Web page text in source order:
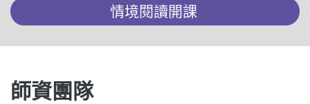
情境閱讀開課
師資團隊